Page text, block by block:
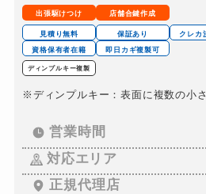
ドアノブカギ作成
ドアノブカギ交換
出張駆けつけ 店舗合鍵作成
見積り無料 保証あり クレカ
資格保有者在籍
即日カギ複製可
ディンプルキー複製
※ディンプルキー：表面に複数の小
営業時間
対応エリア
正規代理店